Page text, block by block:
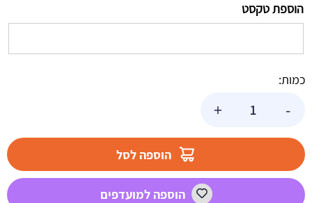
הוספת טקסט
כמות:
-
-
+
הוספה לסל
הוספה למועדפים